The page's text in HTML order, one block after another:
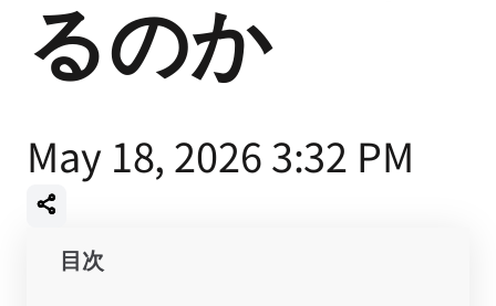
るのか
May 18, 2026 3:32 PM
目次